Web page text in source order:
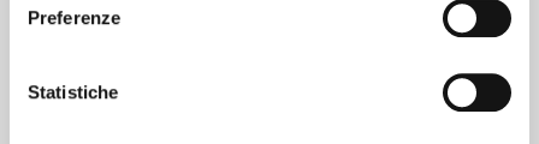
Preferenze
Statistiche